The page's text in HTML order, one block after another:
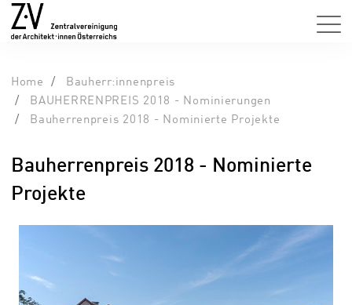
Home
Bauherr:innenpreis
BAUHERRENPREIS 2018 - Nominierungen
Bauherrenpreis 2018 - Nominierte Projekte
Bauherrenpreis 2018 - Nominierte
Projekte